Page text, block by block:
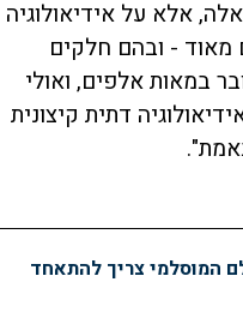
אלא על אידיאולוגיה
- ובהם חלקים
במאות אלפים, ואולי
דתית קיצונית
המוסלמי צריך להתאחד